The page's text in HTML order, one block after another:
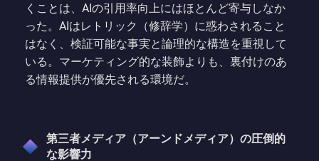
くことは、AIの引用率向上にはほとんど寄与しなか
った。AIはレトリック（修辞学）に惑わされること
はなく、検証可能な事実と論理的な構造を重視して
いる。マーケティング的な装飾よりも、裏付けのあ
る情報提供が優先される環境だ。
第三者メディア（アーンドメディア）の圧倒的
な影響力